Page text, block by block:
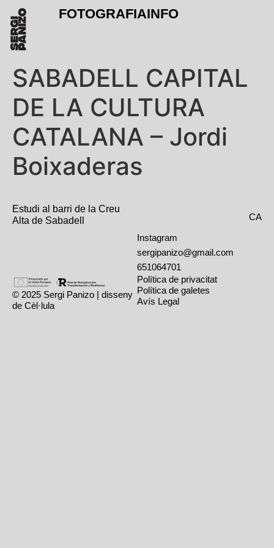
FOTOGRAFIAINFO
SABADELL CAPITAL
DE LA CULTURA
CATALANA – Jordi
Boixaderas
Estudi al barri de la Creu
Alta de Sabadell
CA
Instagram
sergipanizo@gmail.com
651064701
© 2025 Sergi Panizo | disseny
de Cèl·lula
Política de privacitat
Política de galetes
Avís Legal